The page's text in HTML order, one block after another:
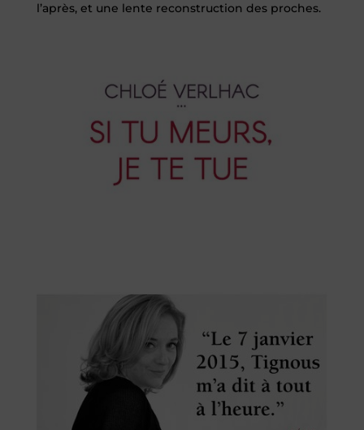
l’après, et une lente reconstruction des proches.